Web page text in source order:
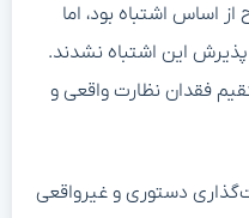
اساس اشتباه بود، اما
این اشتباه نشدند.
فقدان نظارت واقعی و
دستوری و غیرواقعی